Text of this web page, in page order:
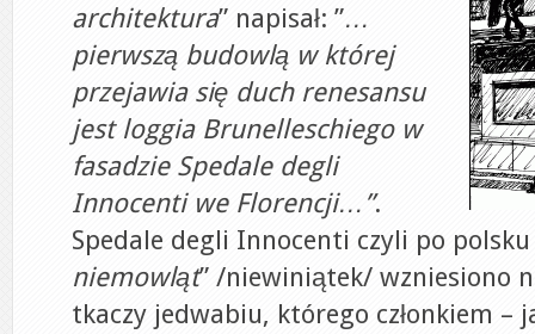
architektura” napisał: ”…
pierwszą budowlą w której
przejawia się duch renesansu
jest loggia Brunelleschiego w
fasadzie Spedale degli
Innocenti we Florencji…”.
Spedale degli Innocenti czyli po polsku
niemowląt” /niewiniątek/ wzniesiono
tkaczy jedwabiu, którego członkiem –